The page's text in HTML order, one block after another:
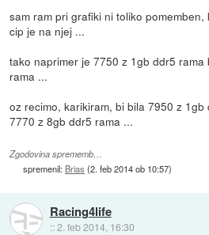
sam ram pri grafiki ni toliko
cip je na njej ...
tako naprimer je 7750 z 1gb ddr5
rama ...
oz recimo, karikiram, bi bila 7950 z
7770 z 8gb ddr5 rama ...
Zgodovina sprememb…
spremenil: Brias (2. feb 2014 ob 10:57)
Racing4life
::2. feb 2014, 16:30